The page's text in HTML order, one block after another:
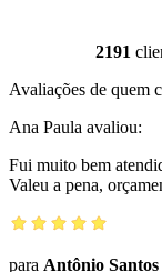
2191
Avaliações de quem
Ana Paula avaliou:
Fui muito bem
Valeu a pena,
para Antônio Santos